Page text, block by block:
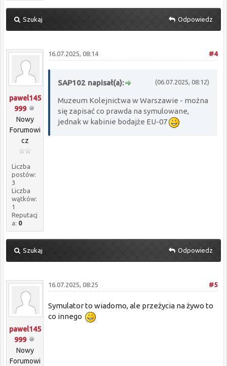
Szukaj Odpowiedz
pawel145
999
Nowy
Forumowi
cz
Liczba
postów:
3
Liczba
wątków:
1
Reputacj
a: 0
#4
16.07.2025, 08:14
(06.07.2025, 08:12)
SAP102 napisał(a):
Muzeum Kolejnictwa w Warszawie - można
się zapisać co prawda na symulowane,
jednak w kabinie bodajże EU-07
Szukaj Odpowiedz
pawel145
999
Nowy
Forumowi
#5
16.07.2025, 08:25
Symulator to wiadomo, ale przeżycia na żywo to
co innego